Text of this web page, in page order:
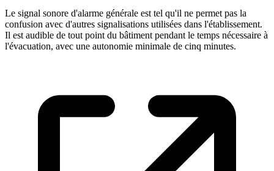
Le signal sonore d'alarme générale est tel qu'il ne permet pas la
confusion avec d'autres signalisations utilisées dans l'établissement.
Il est audible de tout point du bâtiment pendant le temps nécessaire à
l'évacuation, avec une autonomie minimale de cinq minutes.